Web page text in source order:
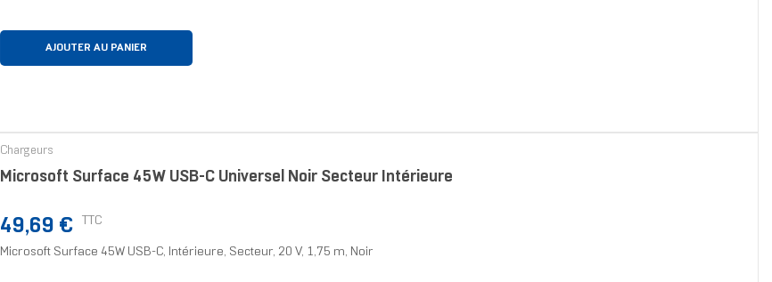
AJOUTER AU PANIER
Chargeurs
Microsoft Surface 45W USB-C Universel Noir Secteur Intérieure
Prix
49,69 € TTC
Microsoft Surface 45W USB-C, Intérieure, Secteur, 20 V, 1,75 m, Noir